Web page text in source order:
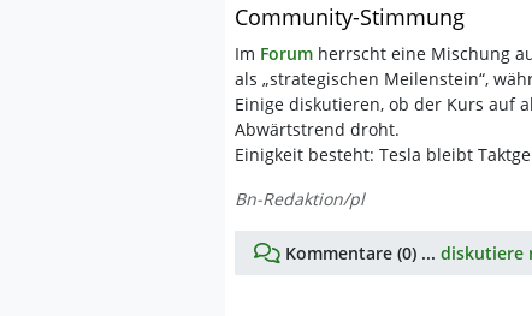
Community-Stimmung
Im Forum herrscht eine Mischung
als „strategischen Meilenstein“,
Einige diskutieren, ob der Kurs auf
Abwärtstrend droht.
Einigkeit besteht: Tesla bleibt
Bn-Redaktion/pl
Kommentare (0) ... diskutiere